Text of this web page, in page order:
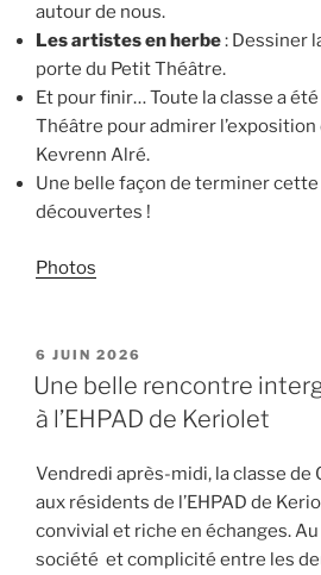
autour de nous.
Les artistes en herbe: Dessiner
porte du Petit Théâtre.
Et pour finir… Toute la classe a
Théâtre pour admirer
Kevrenn Alré.
Une belle façon de terminer
découvertes !
Photos
PUBLIÉ
LE
6 JUIN 2026
Une belle rencontre
à l’EHPAD de Keriolet
Vendredi après-midi, la classe de
aux résidents de l’EHPAD de
convivial et riche en échanges.
société et complicité entre les